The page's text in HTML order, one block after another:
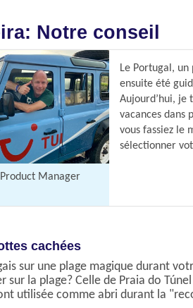
Notre conseil
Manager
Le Portugal,
ensuite été
Aujourd’hui, je
vacances dans
vous fassiez le
sélectionner
cachées
sur une plage magique durant
sur la plage? Celle de Praia do
utilisée comme abri durant la